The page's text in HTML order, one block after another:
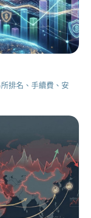
排名、手續費、安